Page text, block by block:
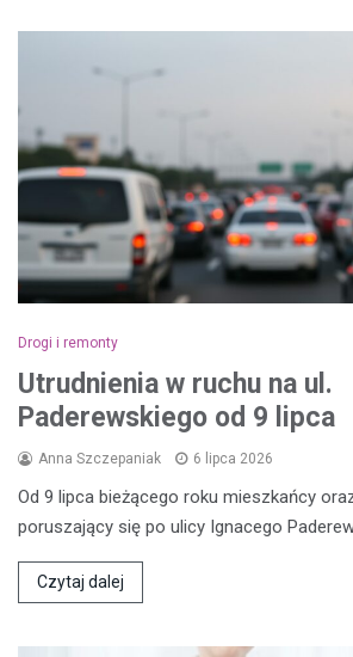
Drogi i remonty
Utrudnienia w ruchu na ul.
Paderewskiego od 9 lipca
Anna Szczepaniak 6 lipca 2026
Od 9 lipca bieżącego roku mieszkańcy
poruszający się po ulicy Ignacego
Czytaj dalej